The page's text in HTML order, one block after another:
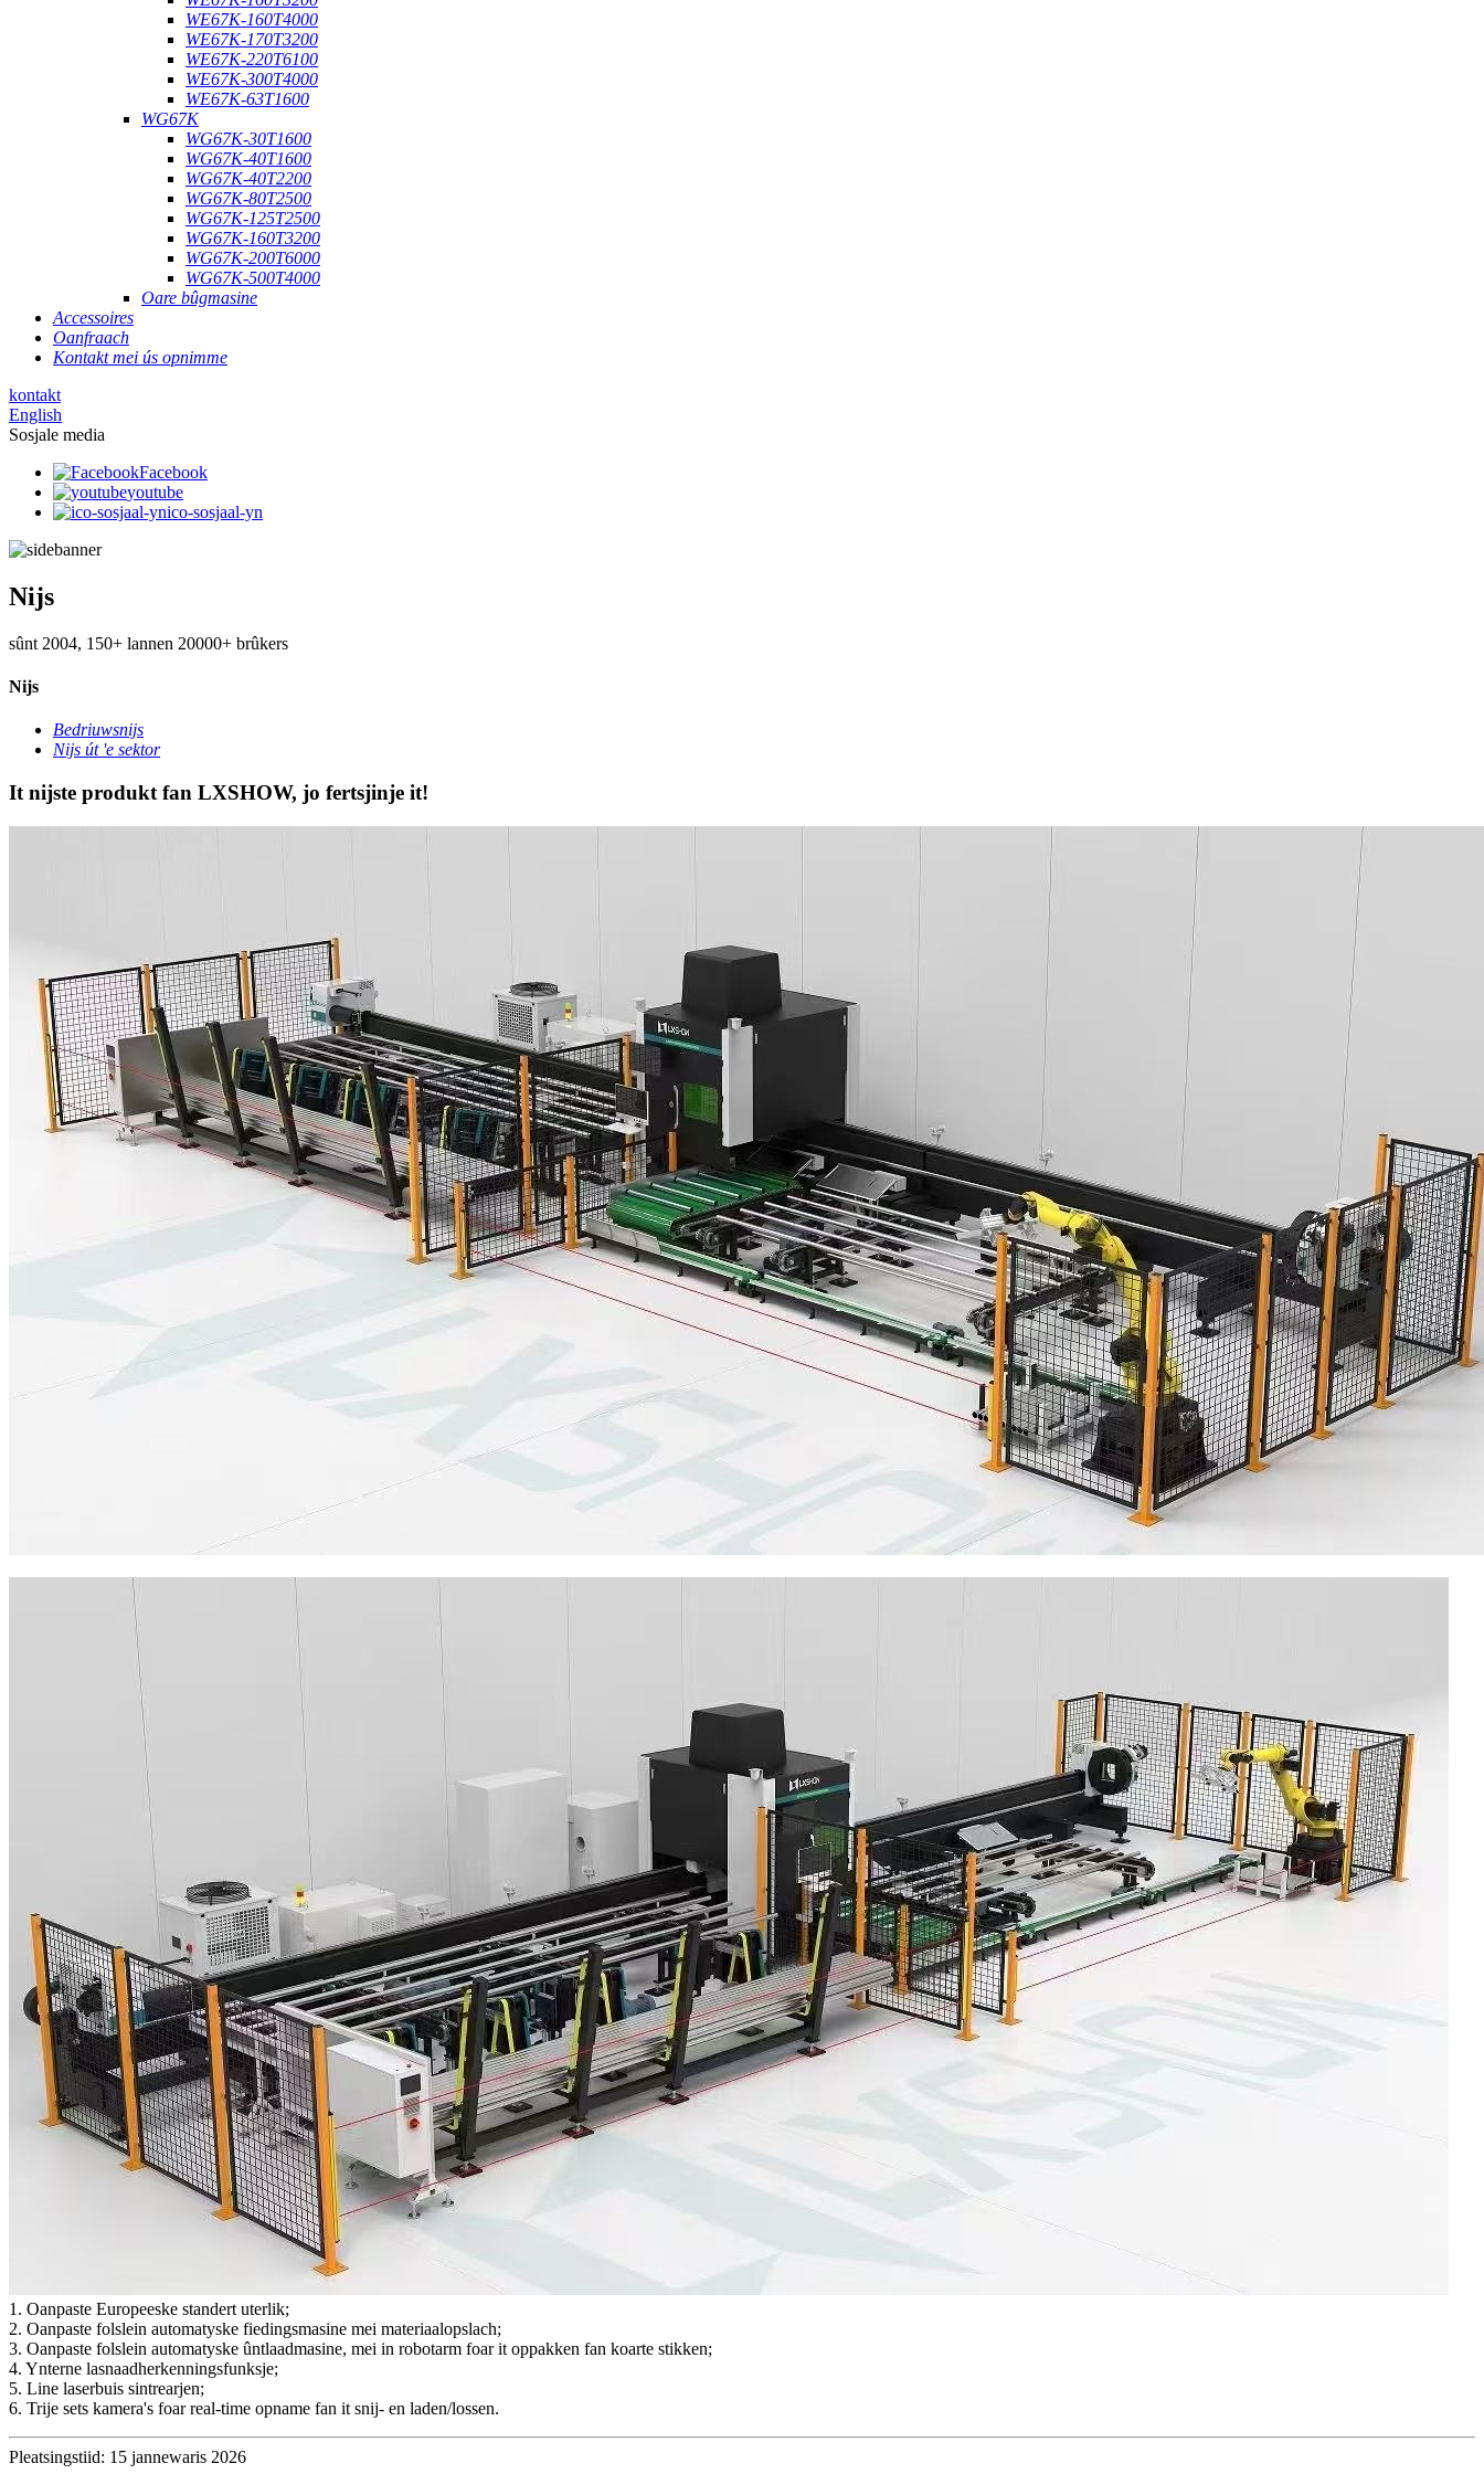
WE67K-160T4000
WE67K-170T3200
WE67K-220T6100
WE67K-300T4000
WE67K-63T1600
WG67K
WG67K-30T1600
WG67K-40T1600
WG67K-40T2200
WG67K-80T2500
WG67K-125T2500
WG67K-160T3200
WG67K-200T6000
WG67K-500T4000
Oare bûgmasine
Accessoires
Oanfraach
Kontakt mei ús opnimme
kontakt
English
Sosjale media
Facebook
youtube
ico-sosjaal-yn
Nijs
sûnt 2004, 150+ lannen 20000+ brûkers
Nijs
Bedriuwsnijs
Nijs út 'e sektor
It nijste produkt fan LXSHOW, jo fertsjinje it!
1. Oanpaste Europeeske standert uterlik;
2. Oanpaste folslein automatyske fiedingsmasine mei materiaalopslach;
3. Oanpaste folslein automatyske ûntlaadmasine, mei in robotarm foar it oppakken fan koarte stikken;
4. Ynterne lasnaadherkenningsfunksje;
5. Line laserbuis sintrearjen;
6. Trije sets kamera's foar real-time opname fan it snij- en laden/lossen.
Pleatsingstiid: 15 jannewaris 2026